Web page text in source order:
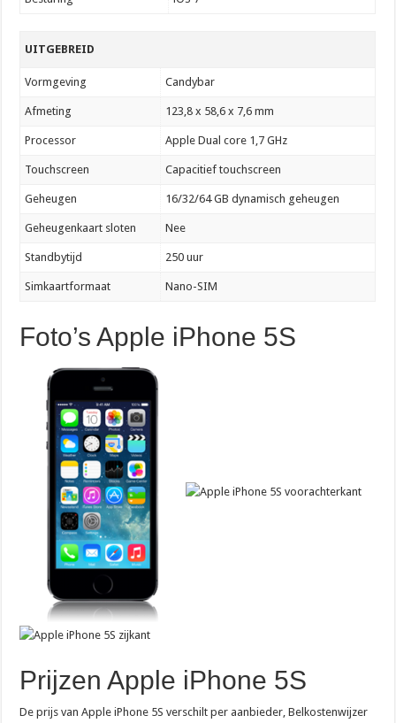
UITGEBREID
Vormgeving Candybar
Afmeting 123,8 x 58,6 x 7,6 mm
Processor Apple Dual core 1,7 GHz
Touchscreen Capacitief touchscreen
Geheugen 16/32/64 GB dynamisch geheugen
Geheugenkaart sloten Nee
Standbytijd 250 uur
Simkaartformaat Nano-SIM
Foto’s Apple iPhone 5S
Prijzen Apple iPhone 5S
De prijs van Apple iPhone 5S verschilt per aanbieder, Belkostenwijzer